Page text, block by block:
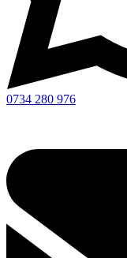
0734 280 976